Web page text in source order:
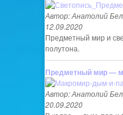
Автор: Анатолий
12.09.2020
Предметный мир и
полутона.
Предметный мир —
Автор: Анатолий
20.09.2020